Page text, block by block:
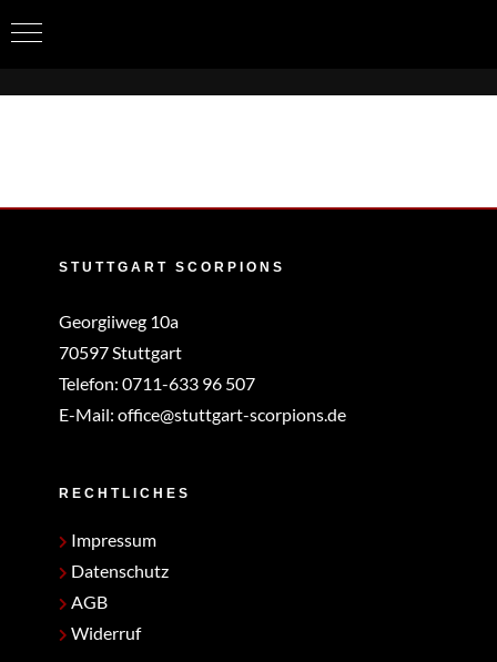
STUTTGART SCORPIONS
Georgiiweg 10a
70597 Stuttgart
Telefon: 0711-633 96 507
E-Mail: office@stuttgart-scorpions.de
RECHTLICHES
Impressum
Datenschutz
AGB
Widerruf